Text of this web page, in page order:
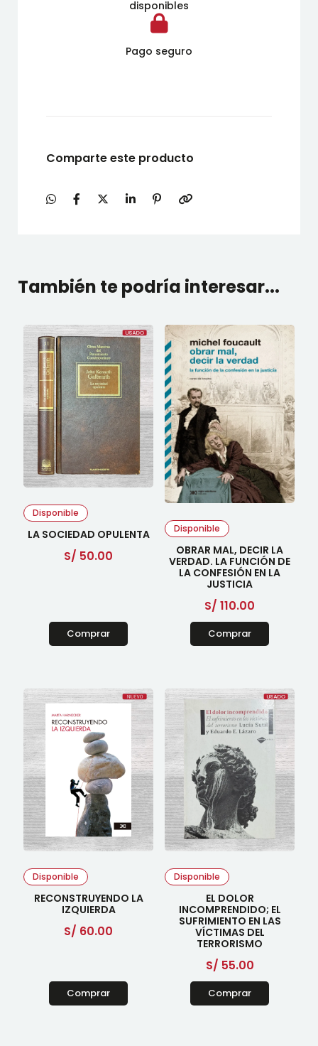
disponibles
Pago seguro
Comparte este producto
También te podría interesar...
Disponible
LA SOCIEDAD OPULENTA
S/ 50.00
Comprar
Disponible
OBRAR MAL, DECIR LA
VERDAD. LA FUNCIÓN DE
LA CONFESIÓN EN LA
JUSTICIA
S/ 110.00
Comprar
Disponible
RECONSTRUYENDO LA
IZQUIERDA
S/ 60.00
Comprar
Disponible
EL DOLOR
INCOMPRENDIDO; EL
SUFRIMIENTO EN LAS
VÍCTIMAS DEL
TERRORISMO
S/ 55.00
Comprar